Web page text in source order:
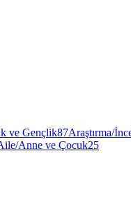
ve Gençlik87Araştırma/
Anne ve Çocuk25